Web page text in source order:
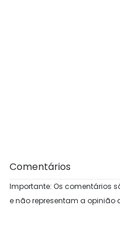
Comentários
Importante: Os comentários
e não representam a opinião